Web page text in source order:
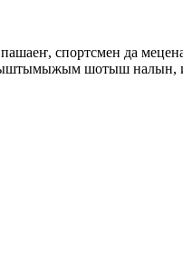
спортсмен да
шотыш налын,